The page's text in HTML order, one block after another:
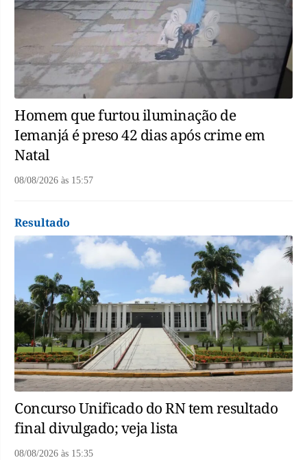
Homem que furtou iluminação de
Iemanjá é preso 42 dias após crime em
Natal
08/08/2026 às 15:57
Resultado
Concurso Unificado do RN tem resultado
final divulgado; veja lista
08/08/2026 às 15:35